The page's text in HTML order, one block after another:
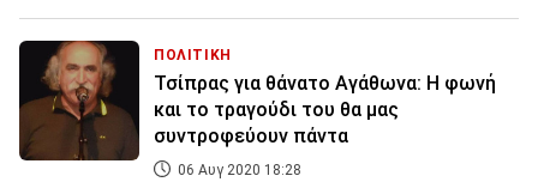
ΠΟΛΙΤΙΚΗ
Τσίπρας για θάνατο Αγάθωνα: Η φωνή
και το τραγούδι του θα μας
συντροφεύουν πάντα
06 Αυγ 2020 18:28